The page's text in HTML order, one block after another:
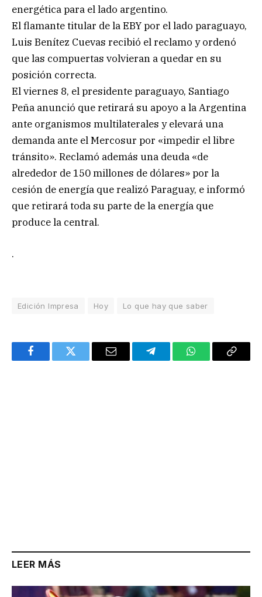
energética para el lado argentino.
El flamante titular de la EBY por el lado paraguayo,
Luis Benítez Cuevas recibió el reclamo y ordenó
que las compuertas volvieran a quedar en su
posición correcta.
El viernes 8, el presidente paraguayo, Santiago
Peña anunció que retirará su apoyo a la Argentina
ante organismos multilaterales y elevará una
demanda ante el Mercosur por «impedir el libre
tránsito». Reclamó además una deuda «de
alrededor de 150 millones de dólares» por la
cesión de energía que realizó Paraguay, e informó
que retirará toda su parte de la energía que
produce la central.
.
Edición Impresa Hoy Lo que hay que saber
FacebookTwitter Email TelegramWhatsAppCopy
LEER MÁS